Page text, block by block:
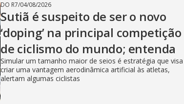
DO R7/04/08/2026
Sutiã é suspeito de ser o novo
‘doping’ na principal competição
de ciclismo do mundo; entenda
Simular um tamanho maior de seios é estratégia que visa
criar uma vantagem aerodinâmica artificial às atletas,
alertam algumas ciclistas